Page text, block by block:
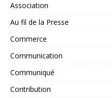
Association
Au fil de la Presse
Commerce
Communication
Communiqué
Contribution